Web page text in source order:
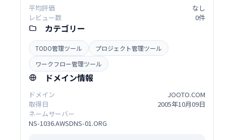
平均評価
なし
レビュー数
0件
カテゴリー
TODO管理ツール
プロジェクト管理ツール
ワークフロー管理ツール
ドメイン情報
ドメイン
JOOTO.COM
取得日
2005年10月09日
ネームサーバー
NS-1036.AWSDNS-01.ORG